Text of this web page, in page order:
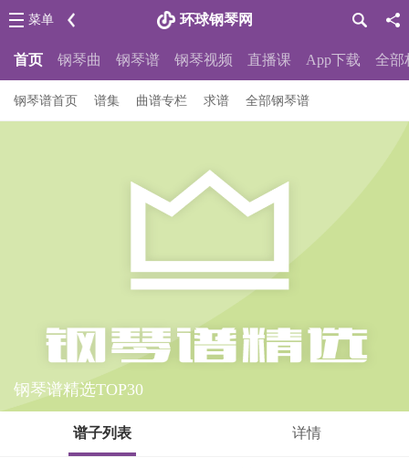
环球钢琴网
菜单
首页 钢琴曲 钢琴谱 钢琴视频 直播课 App下载 全部
钢琴谱首页 谱集 曲谱专栏 求谱 全部钢琴谱
钢琴谱精选TOP30
谱子列表 详情